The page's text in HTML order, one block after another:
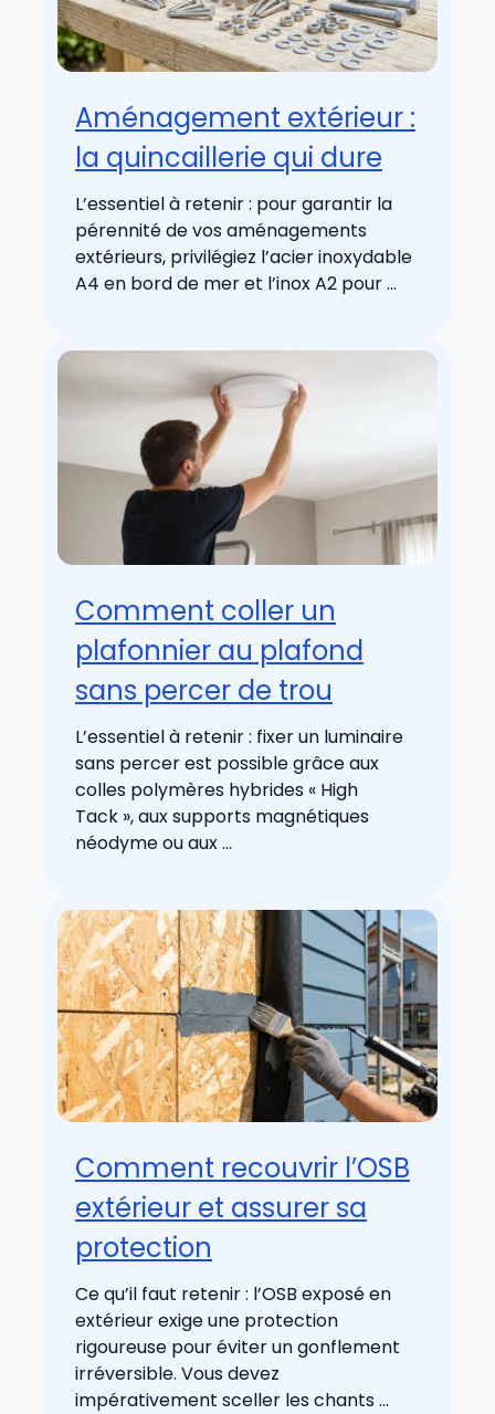
Aménagement extérieur :
la quincaillerie qui dure
L’essentiel à retenir : pour garantir la
pérennité de vos aménagements
extérieurs, privilégiez l’acier inoxydable
A4 en bord de mer et l’inox A2 pour ...
Comment coller un
plafonnier au plafond
sans percer de trou
L’essentiel à retenir : fixer un luminaire
sans percer est possible grâce aux
colles polymères hybrides « High
Tack », aux supports magnétiques
néodyme ou aux ...
Comment recouvrir l’OSB
extérieur et assurer sa
protection
Ce qu’il faut retenir : l’OSB exposé en
extérieur exige une protection
rigoureuse pour éviter un gonflement
irréversible. Vous devez
impérativement sceller les chants ...